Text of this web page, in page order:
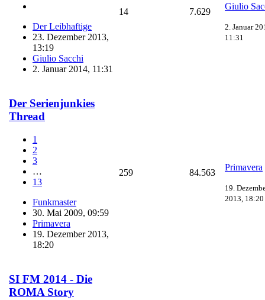
Der Leibhaftige
23. Dezember 2013,
13:19
Giulio Sacchi
2. Januar 2014, 11:31
14 7.629
Giulio
2. Januar
11:31
Der Serienjunkies
Thread
1
2
3
…
13
Funkmaster
30. Mai 2009, 09:59
Primavera
19. Dezember 2013,
18:20
259 84.563
Primavera
19.
2013, 18:20
SI FM 2014 - Die
ROMA Story